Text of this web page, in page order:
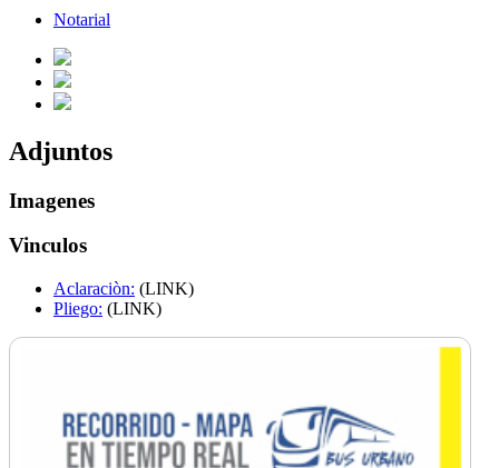
Notarial
Adjuntos
Imagenes
Vinculos
Aclaraciòn: (LINK)
Pliego: (LINK)